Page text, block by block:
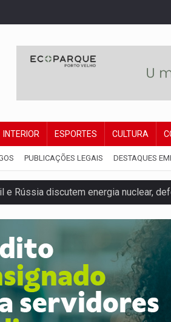
INTERIOR ESPORTES CULTURA
PUBLICAÇÕES LEGAIS DESTAQUES
e Rússia discutem energia nuclear,
caminhão e carro deixa quatro
Negra ganha projeção nacional
tem chances de chuvas isoladas
Assembleia Geral delibera greve
Rondoniaovivo abre oficina de